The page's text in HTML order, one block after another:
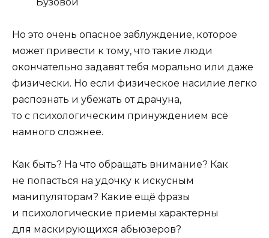
Но это очень опасное заблуждение, которое
может привести к тому, что такие люди
окончательно задавят тебя морально или даже
физически. Но если физическое насилие легко
распознать и убежать от драчуна,
то с психологическим принуждением всё
намного сложнее.
Как быть? На что обращать внимание? Как
не попасться на удочку к искусным
манипуляторам? Какие ещё фразы
и психологические приемы характерны
для маскирующихся абьюзеров?